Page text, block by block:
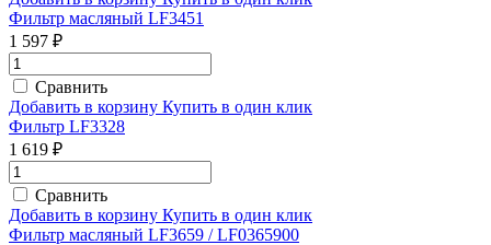
Фильтр масляный LF3451
1 597 ₽
Сравнить
Добавить в корзину Купить в один клик
Фильтр LF3328
1 619 ₽
Сравнить
Добавить в корзину Купить в один клик
Фильтр масляный LF3659 / LF0365900